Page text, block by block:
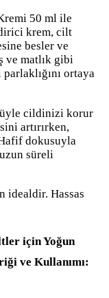
50 ml ile
krem, cilt
besler ve
ve matlık gibi
ortaya
cildinizi korur
artırırken,
dokusuyla
süreli
idealdir. Hassas
için Yoğun
ve Kullanımı: